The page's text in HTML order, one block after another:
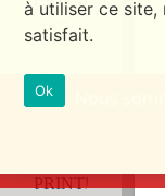
CRUNCH ROLL
à utiliser ce site,
satisfait.
Ok